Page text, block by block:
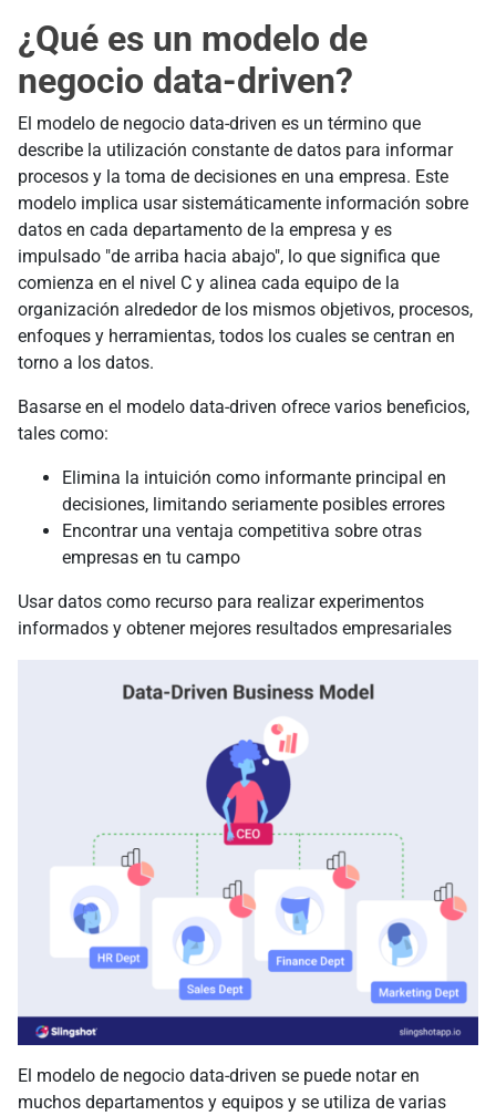
¿Qué es un modelo de
negocio data-driven?
El modelo de negocio data-driven es un término que
describe la utilización constante de datos para informar
procesos y la toma de decisiones en una empresa. Este
modelo implica usar sistemáticamente información sobre
datos en cada departamento de la empresa y es
impulsado "de arriba hacia abajo", lo que significa que
comienza en el nivel C y alinea cada equipo de la
organización alrededor de los mismos objetivos, procesos,
enfoques y herramientas, todos los cuales se centran en
torno a los datos.
Basarse en el modelo data-driven ofrece varios beneficios,
tales como:
Elimina la intuición como informante principal en
decisiones, limitando seriamente posibles errores
Encontrar una ventaja competitiva sobre otras
empresas en tu campo
Usar datos como recurso para realizar experimentos
informados y obtener mejores resultados empresariales
El modelo de negocio data-driven se puede notar en
muchos departamentos y equipos y se utiliza de varias